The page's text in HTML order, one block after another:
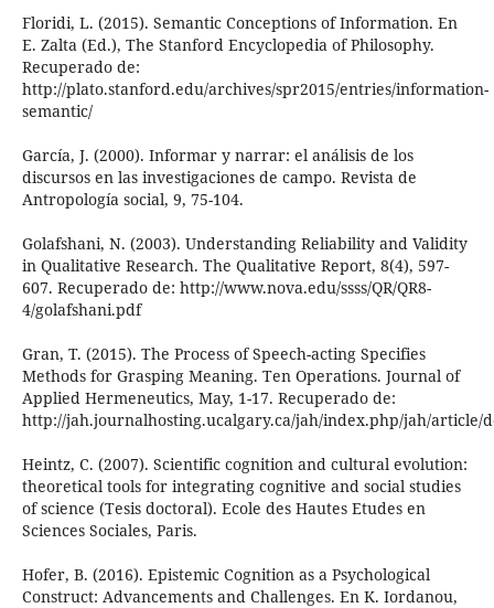
Floridi, L. (2015). Semantic Conceptions of Information. En
E. Zalta (Ed.), The Stanford Encyclopedia of Philosophy.
Recuperado de:
http://plato.stanford.edu/archives/spr2015/entries/information-
semantic/
García, J. (2000). Informar y narrar: el análisis de los
discursos en las investigaciones de campo. Revista de
Antropología social, 9, 75-104.
Golafshani, N. (2003). Understanding Reliability and Validity
in Qualitative Research. The Qualitative Report, 8(4), 597-
607. Recuperado de: http://www.nova.edu/ssss/QR/QR8-
4/golafshani.pdf
Gran, T. (2015). The Process of Speech-acting Specifies
Methods for Grasping Meaning. Ten Operations. Journal of
Applied Hermeneutics, May, 1-17. Recuperado de:
http://jah.journalhosting.ucalgary.ca/jah/index.php/jah/article/
Heintz, C. (2007). Scientific cognition and cultural evolution:
theoretical tools for integrating cognitive and social studies
of science (Tesis doctoral). Ecole des Hautes Etudes en
Sciences Sociales, Paris.
Hofer, B. (2016). Epistemic Cognition as a Psychological
Construct: Advancements and Challenges. En K. Iordanou,